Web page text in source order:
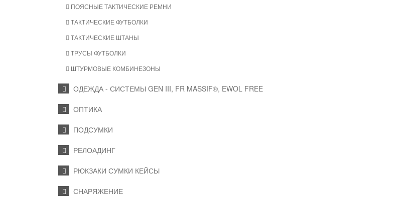
ПОЯСНЫЕ ТАКТИЧЕСКИЕ РЕМНИ
ТАКТИЧЕСКИЕ ФУТБОЛКИ
ТАКТИЧЕСКИЕ ШТАНЫ
ТРУСЫ ФУТБОЛКИ
ШТУРМОВЫЕ КОМБИНЕЗОНЫ
ОДЕЖДА - СИСТЕМЫ GEN III, FR MASSIF®, EWOL FREE
ОПТИКА
ПОДСУМКИ
РЕЛОАДИНГ
РЮКЗАКИ СУМКИ КЕЙСЫ
СНАРЯЖЕНИЕ